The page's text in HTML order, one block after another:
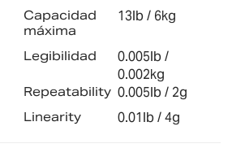
Capacidad
máxima
13lb / 6kg
Legibilidad
0.005lb /
0.002kg
Repeatability 0.005lb / 2g
Linearity 0.01lb / 4g